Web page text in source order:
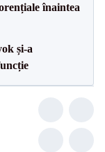
înaintea
și-a